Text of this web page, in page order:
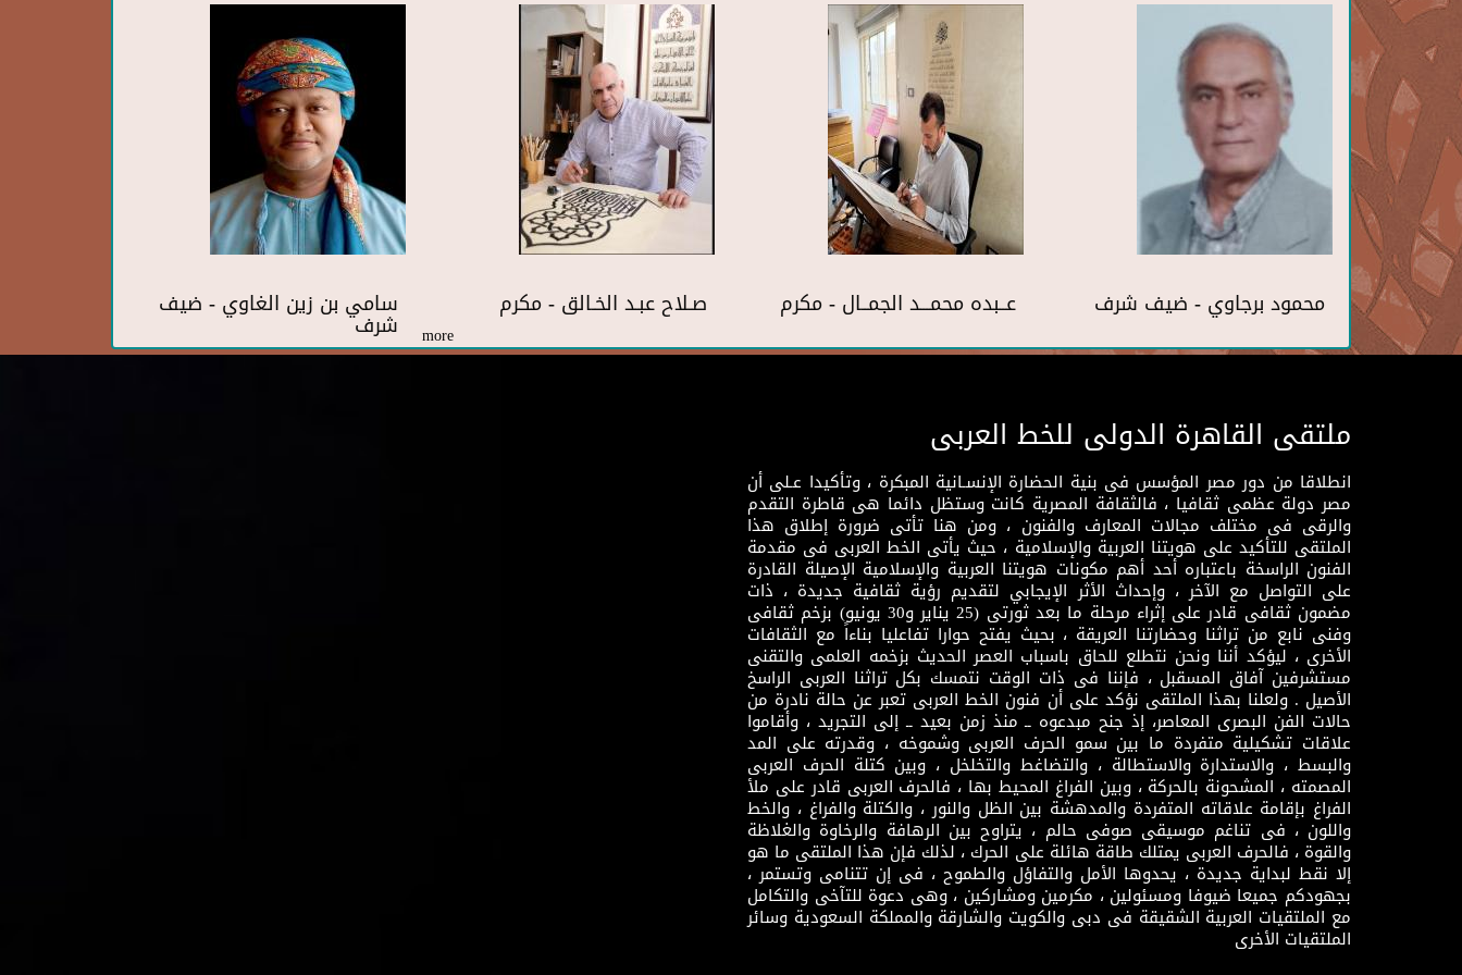
سامي بن زين الغاوي - ضيف
شرف
صـلاح عبـد الخـالق - مكرم عــبده محمـــد الجمــال - مكرم محمود برجاوي - ضيف شرف
more
ملتقى القاهرة الدولى للخط العربى
انطلاقا من دور مصر المؤسس فى بنية الحضارة الإنسـانية المبكرة ، وتأكيدا عـلى أن
مصر دولة عظمى ثقافيا ، فالثقافة المصرية كانت وستظل دائما هى قاطرة التقدم
والرقى فى مختلف مجالات المعارف والفنون ، ومن هنا تأتى ضرورة إطلاق هذا
الملتقى للتأكيد على هويتنا العربية والإسلامية ، حيث يأتى الخط العربى فى مقدمة
الفنون الراسخة باعتباره أحد أهم مكونات هويتنا العربية والإسلامية الإصيلة القادرة
على التواصل مع الآخر ، وإحداث الأثر الإيجابي لتقديم رؤية ثقافية جديدة ، ذات
مضمون ثقافى قادر على إثراء مرحلة ما بعد ثورتى (25 يناير و30 يونيو) بزخم ثقافى
وفنى نابع من تراثنا وحضارتنا العريقة ، بحيث يفتح حوارا تفاعليا بناءاً مع الثقافات
الأخرى ، ليؤكد أننا ونحن نتطلع للحاق باسباب العصر الحديث بزخمه العلمى والتقنى
مستشرفين آفاق المسقبل ، فإننا فى ذات الوقت نتمسك بكل تراثنا العربى الراسخ
الأصيل . ولعلنا بهذا الملتقى نؤكد على أن فنون الخط العربى تعبر عن حالة نادرة من
حالات الفن البصرى المعاصر، إذ جنح مبدعوه ــ منذ زمن بعيد ــ إلى التجريد ، وأقاموا
علاقات تشكيلية متفردة ما بين سمو الحرف العربى وشموخه ، وقدرته على المد
والبسط ، والاستدارة والاستطالة ، والتضاغط والتخلخل ، وبين كتلة الحرف العربى
المصمته ، المشحونة بالحركة ، وبين الفراغ المحيط بها ، فالحرف العربى قادر على ملأ
الفراغ بإقامة علاقاته المتفردة والمدهشة بين الظل والنور ، والكتلة والفراغ ، والخط
واللون ، فى تناغم موسيقى صوفى حالم ، يتراوح بين الرهافة والرخاوة والغلاظة
والقوة ، فالحرف العربى يمتلك طاقة هائلة على الحرك ، لذلك فإن هذا الملتقى ما هو
إلا نقط لبداية جديدة ، يحدوها الأمل والتفاؤل والطموح ، فى إن تتنامى وتستمر ،
بجهودكم جميعا ضيوفا ومسئولين ، مكرمين ومشاركين ، وهى دعوة للتآخى والتكامل
مع الملتقيات العربية الشقيقة فى دبى والكويت والشارقة والمملكة السعودية وسائر
الملتقيات الأخرى